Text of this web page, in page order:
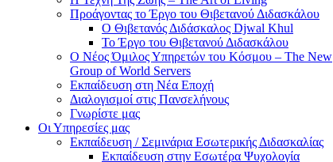
Προάγοντας το Έργο του Θιβετανού Διδασκάλου
Ο Θιβετανός Διδάσκαλος Djwal Khul
Το Έργο του Θιβετανού Διδασκάλου
Ο Νέος Όμιλος Υπηρετών του Κόσμου – The New
Group of World Servers
Εκπαίδευση στη Νέα Εποχή
Διαλογισμοί στις Πανσελήνους
Γνωρίστε μας
Οι Υπηρεσίες μας
Εκπαίδευση / Σεμινάρια Εσωτερικής Διδασκαλίας
Εκπαίδευση στην Εσωτέρα Ψυχολογία